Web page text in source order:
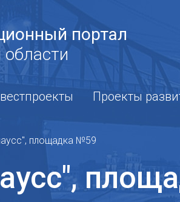
портал
области
Проекты
площадка №59